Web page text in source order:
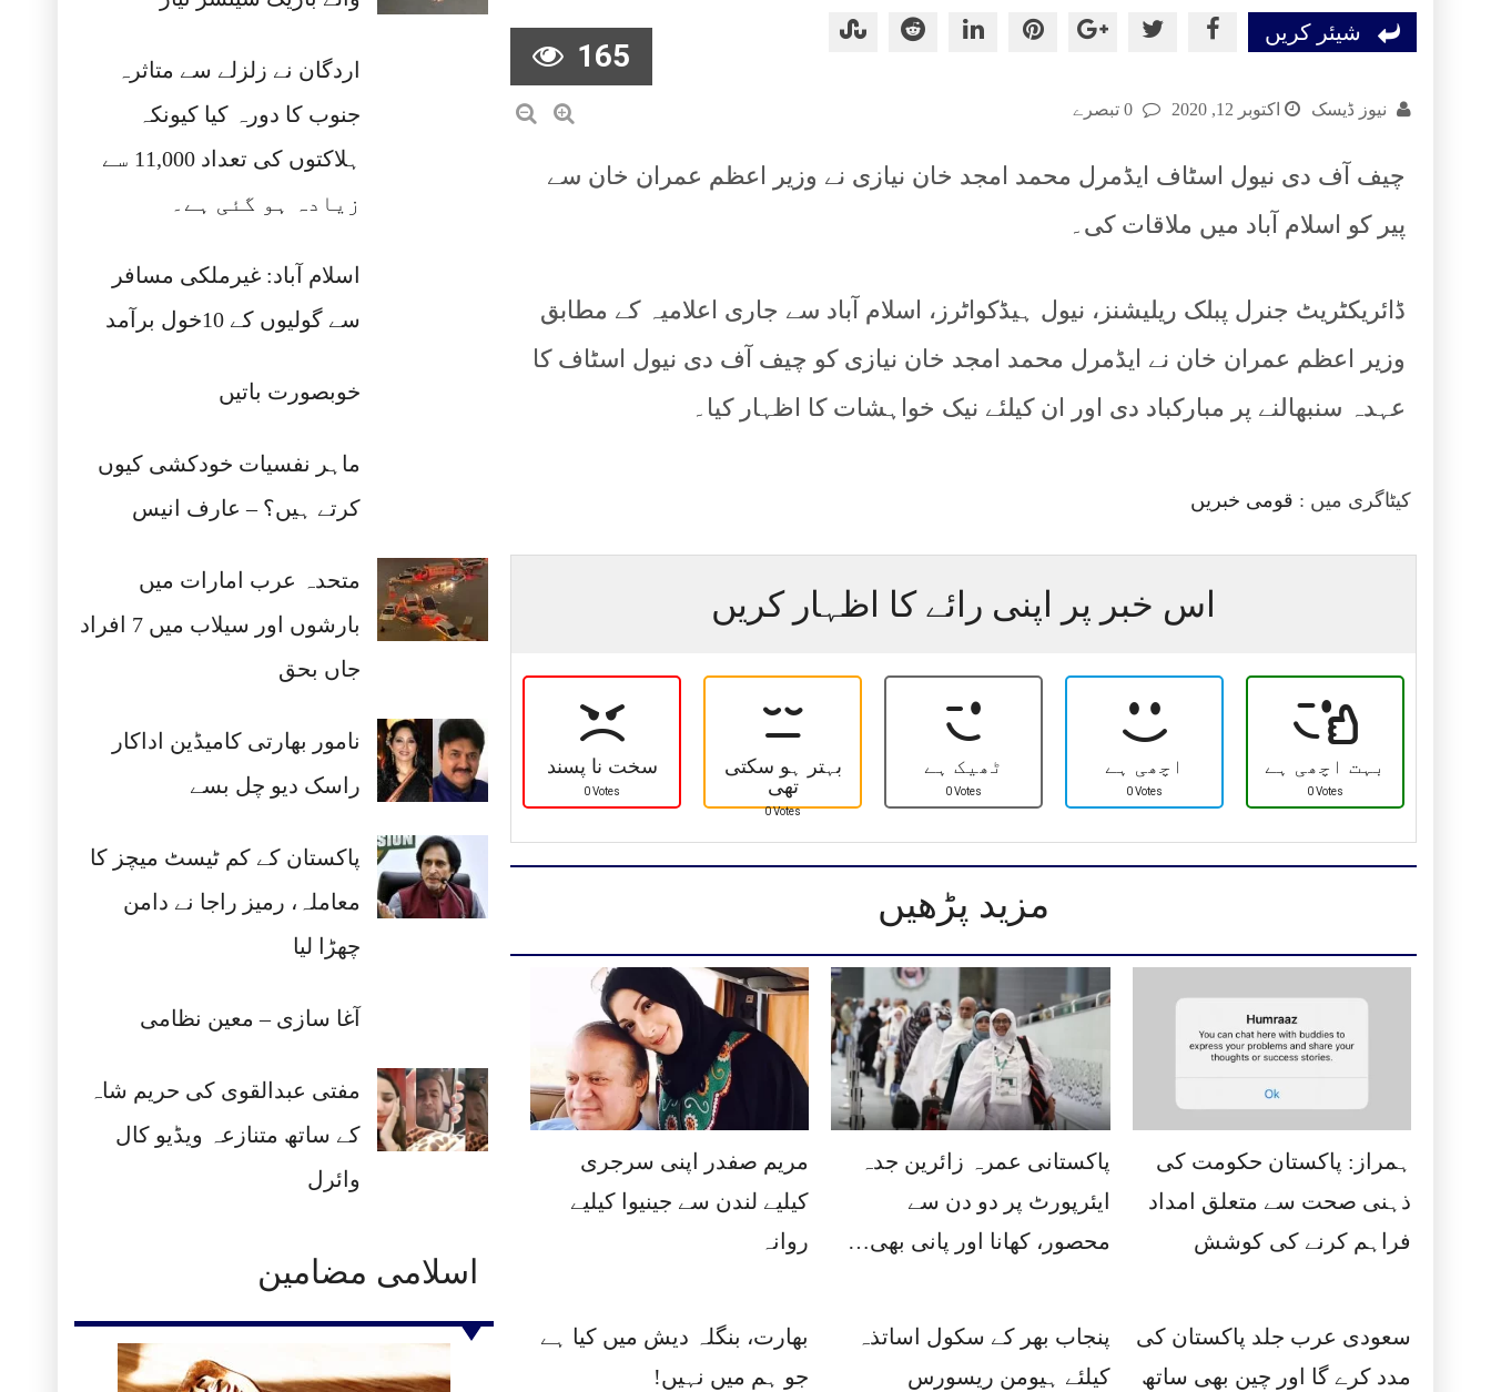
اردگان نے زلزلے سے متاثرہ
جنوب کا دورہ کیا کیونکہ
ہلاکتوں کی تعداد 11,000 سے
زیادہ ہو گئی ہے۔
اسلام آباد: غیرملکی مسافر
سے گولیوں کے 10خول برآمد
خوبصورت باتیں
ماہر نفسیات خودکشی کیوں
کرتے ہیں؟ – عارف انیس
متحدہ عرب امارات میں
بارشوں اور سیلاب میں 7 افراد
جاں بحق
نامور بھارتی کامیڈین اداکار
راسک دیو چل بسے
پاکستان کے کم ٹیسٹ میچز کا
معاملہ، رمیز راجا نے دامن
چھڑا لیا
آغا سازی – معین نظامی
مفتی عبدالقوی کی حریم شاہ
کے ساتھ متنازعہ ویڈیو کال
وائرل
اسلامی مضامین
شیئر کریں
165
نیوز ڈیسک اکتوبر 12, 2020
چیف آف دی نیول اسٹاف ایڈمرل محمد امجد خان نیازی نے وزیر اعظم عمران خان سے
پیر کو اسلام آباد میں ملاقات کی۔
ڈائریکٹریٹ جنرل پبلک ریلیشنز، نیول ہیڈکواٹرز، اسلام آباد سے جاری اعلامیہ کے مطابق
وزیر اعظم عمران خان نے ایڈمرل محمد امجد خان نیازی کو چیف آف دی نیول اسٹاف کا
عہدہ سنبھالنے پر مبارکباد دی اور ان کیلئے نیک خواہشات کا اظہار کیا۔
کیٹاگری میں : قومی خبریں
اس خبر پر اپنی رائے کا اظہار کریں
سخت نا پسند
0 Votes
بہتر ہو سکتی
تھی
0 Votes
ٹھیک ہے
0 Votes
اچھی ہے
0 Votes
بہت اچھی ہے
0 Votes
مزید پڑھیں
ہمراز: پاکستان حکومت کی
ذہنی صحت سے متعلق امداد
فراہم کرنے کی کوشش
پاکستانی عمرہ زائرین جدہ
ایئرپورٹ پر دو دن سے
محصور، کھانا اور پانی بھی…
مریم صفدر اپنی سرجری
کیلیے لندن سے جینیوا کیلیے
روانہ
سعودی عرب جلد پاکستان کی
مدد کرے گا اور چین بھی ساتھ
پنجاب بھر کے سکول اساتذہ
کیلئے ہیومن ریسورس
بھارت، بنگلہ دیش میں کیا ہے
جو ہم میں نہیں!